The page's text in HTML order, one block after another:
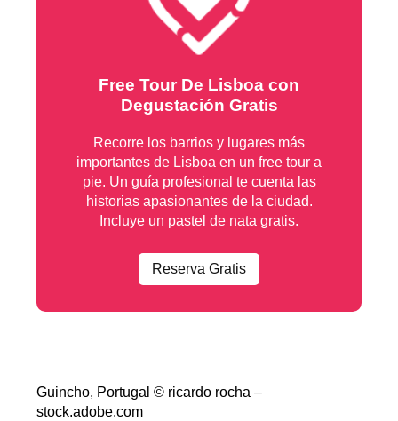
Free Tour De Lisboa con
Degustación Gratis
Recorre los barrios y lugares más
importantes de Lisboa en un free tour a
pie. Un guía profesional te cuenta las
historias apasionantes de la ciudad.
Incluye un pastel de nata gratis.
Reserva Gratis
Guincho, Portugal © ricardo rocha –
stock.adobe.com